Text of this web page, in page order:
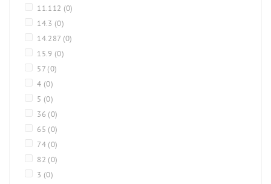
11.112 (0)
14.3 (0)
14.287 (0)
15.9 (0)
57 (0)
4 (0)
5 (0)
36 (0)
65 (0)
74 (0)
82 (0)
3 (0)